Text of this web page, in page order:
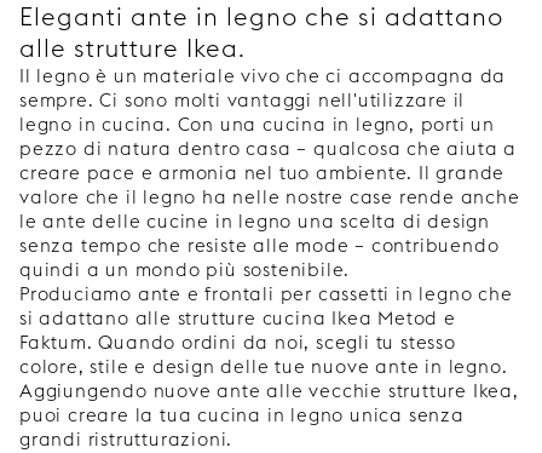
Eleganti ante in legno che si adattano
alle strutture Ikea.
Il legno è un materiale vivo che ci accompagna da
sempre. Ci sono molti vantaggi nell'utilizzare il
legno in cucina. Con una cucina in legno, porti un
pezzo di natura dentro casa – qualcosa che aiuta a
creare pace e armonia nel tuo ambiente. Il grande
valore che il legno ha nelle nostre case rende anche
le ante delle cucine in legno una scelta di design
senza tempo che resiste alle mode – contribuendo
quindi a un mondo più sostenibile.
Produciamo ante e frontali per cassetti in legno che
si adattano alle strutture cucina Ikea Metod e
Faktum. Quando ordini da noi, scegli tu stesso
colore, stile e design delle tue nuove ante in legno.
Aggiungendo nuove ante alle vecchie strutture Ikea,
puoi creare la tua cucina in legno unica senza
grandi ristrutturazioni.